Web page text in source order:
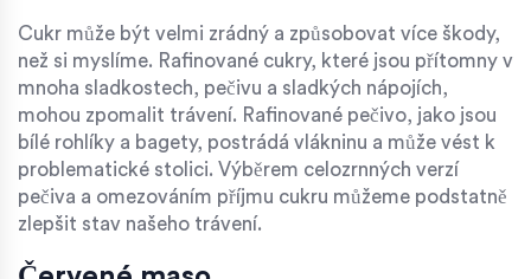
Cukr může být velmi zrádný a způsobovat více škody,
než si myslíme. Rafinované cukry, které jsou přítomny v
mnoha sladkostech, pečivu a sladkých nápojích,
mohou zpomalit trávení. Rafinované pečivo, jako jsou
bílé rohlíky a bagety, postrádá vlákninu a může vést k
problematické stolici. Výběrem celozrnných verzí
pečiva a omezováním příjmu cukru můžeme podstatně
zlepšit stav našeho trávení.